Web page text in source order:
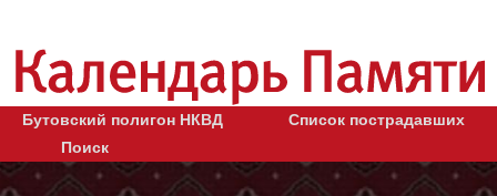
Бутовский полигон НКВД
Список пострадавших
Поиск